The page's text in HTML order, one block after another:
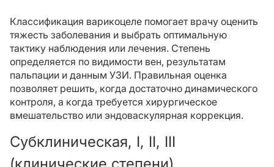
Классификация варикоцеле помогает врачу оценить
тяжесть заболевания и выбрать оптимальную
тактику наблюдения или лечения. Степень
определяется по видимости вен, результатам
пальпации и данным УЗИ. Правильная оценка
позволяет решить, когда достаточно динамического
контроля, а когда требуется хирургическое
вмешательство или эндоваскулярная коррекция.
Субклиническая, I, II, III